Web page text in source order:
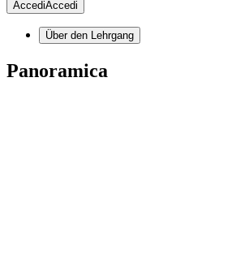
AccediAccedi
Über den Lehrgang
Panoramica